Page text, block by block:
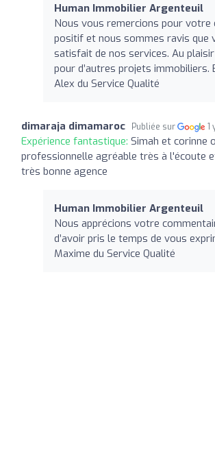
Human Immobilier Argenteuil
Nous vous remercions pour votre
positif et nous sommes ravis que
satisfait de nos services. Au
pour d’autres projets immobiliers.
Alex du Service Qualité
dimaraja dimamaroc Publiée sur 1
Expérience fantastique: Simah et corinne
professionnelle agréable très à l'écoute
très bonne agence
Human Immobilier Argenteuil
Nous apprécions votre
d’avoir pris le temps de vous
Maxime du Service Qualité